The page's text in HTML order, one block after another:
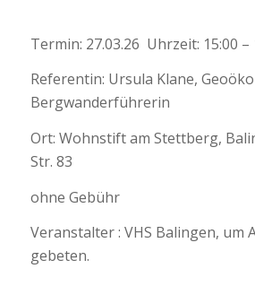
Termin: 27.03.26 Uhrzeit: 15:00 –
Referentin: Ursula Klane,
Bergwanderführerin
Ort: Wohnstift am Stettberg,
Str. 83
ohne Gebühr
Veranstalter : VHS Balingen, um
gebeten.